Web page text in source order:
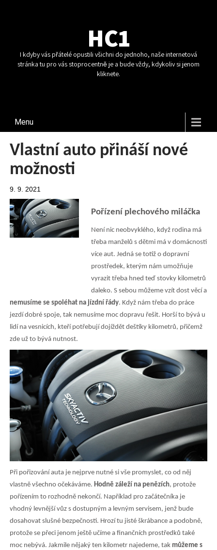
HC1
I kdyby vás přátelé opustili všichni do jednoho, naše internetová
stránka tu pro vás stoprocentně je a bude vždy, kdykoliv si jenom
kliknete.
Menu
Vlastní auto přináší nové
možnosti
9. 9. 2021
Pořízení plechového miláčka
Není nic neobvyklého, když rodina má
třeba manželů s dětmi má v domácnosti
více aut. Jedná se totiž o dopravní
prostředek, kterým nám umožňuje
vyrazit třeba hned teď stovky kilometrů
daleko. S sebou můžeme vzít dost věcí a
nemusíme se spoléhat na jízdní řády. Když nám třeba do práce
jezdí dobré spoje, tak nemusíme moc dopravu řešit. Horší to bývá u
lidí na vesnicích, kteří potřebují dojíždět deštíky kilometrů, přičemž
zde už to bývá nutnost.
Při pořizování auta je nejprve nutné si vše promyslet, co od něj
vlastně všechno očekáváme. Hodně záleží na penězích, protože
pořízením to rozhodně nekončí. Například pro začátečníka je
vhodný levnější vůz s dostupným a levným servisem, jenž bude
dosahovat slušné bezpečnosti. Hrozí tu jisté škrábance a podobně,
protože se přeci jenom ještě učíme a finančních prostředků také
moc nebývá. Jakmile nějaký ten kilometr najedeme, tak můžeme s